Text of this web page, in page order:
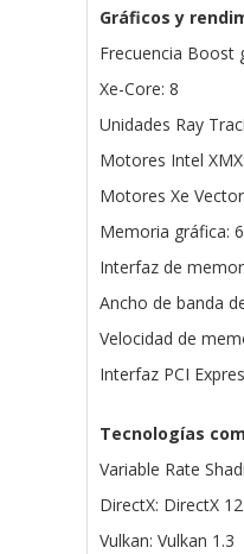
Gráficos y
Frecuencia Boost
Xe-Core: 8
Unidades Ray
Motores Intel
Motores Xe
Memoria gráfica:
Interfaz de
Ancho de banda
Velocidad de
Interfaz PCI
Tecnologías
Variable Rate
DirectX: DirectX
Vulkan: Vulkan 1.3